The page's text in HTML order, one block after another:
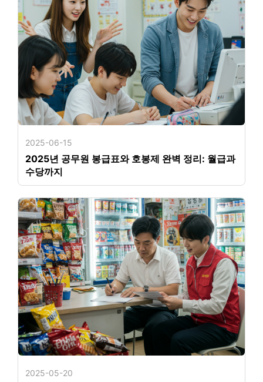
2025-06-15
2025년 공무원 봉급표와 호봉제 완벽 정리: 월급과
수당까지
2025-05-20